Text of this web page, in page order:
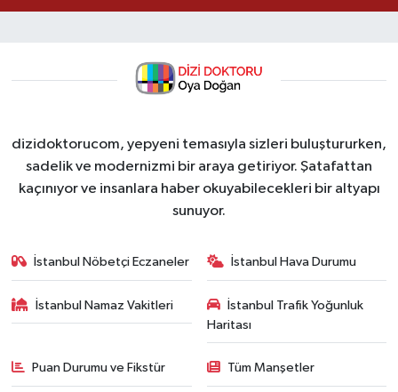
dizidoktorucom, yepyeni temasıyla sizleri buluştururken,
sadelik ve modernizmi bir araya getiriyor. Şatafattan
kaçınıyor ve insanlara haber okuyabilecekleri bir altyapı
sunuyor.
İstanbul Nöbetçi Eczaneler İstanbul Hava Durumu
İstanbul Namaz Vakitleri
İstanbul Trafik Yoğunluk
Haritası
Puan Durumu ve Fikstür Tüm Manşetler